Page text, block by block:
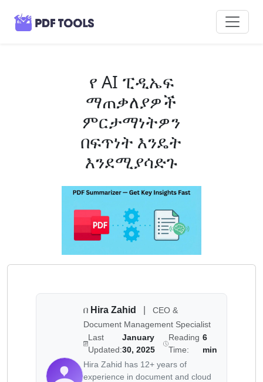
የ AI ፒዲኤፍ
ማጠቃለያዎች
ምርታማነትዎን
በፍጥነት እንዴት
እንደሚያሳድጉ
በ Hira Zahid
CEO &
Document Management Specialist
Last
Updated:
January
30, 2025
Reading
Time:
6
min
Hira Zahid has 12+ years of
experience in document and cloud